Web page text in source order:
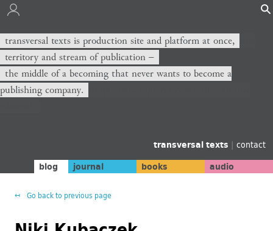
transversal texts is production site and platform at once,
territory and stream of publication −
the middle of a becoming that never wants to become a
publishing company.
transversal texts | contact
blog journal books audio
Go back to previous page